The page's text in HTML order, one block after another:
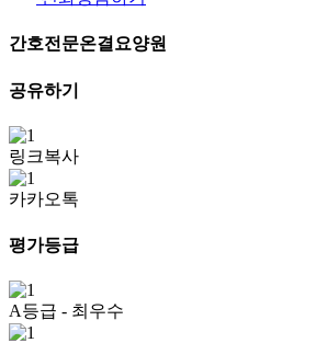
간호전문온결요양원
공유하기
링크복사
카카오톡
평가등급
A등급 - 최우수